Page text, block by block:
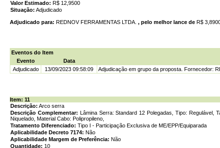
Valor Estimado: R$ 12,9500
Situação: Adjudicado
Adjudicado para: REDNOV FERRAMENTAS LTDA. , pelo melhor lance de R$
Eventos do Item
Evento
Data
Adjudicado
13/09/2023 09:58:09 Adjudicação em grupo da proposta. Fornecedor:
Item: 11
Descrição: Arco serra
Descrição Complementar: Lâmina Serra: Standard 12 Polegadas, Tipo: Regulável,
Niquelado, Material Cabo: Polipropileno,
Tratamento Diferenciado: Tipo I - Participação Exclusiva de ME/EPP/Equiparada
Aplicabilidade Decreto 7174: Não
Aplicabilidade Margem de Preferência: Não
Quantidade: 10